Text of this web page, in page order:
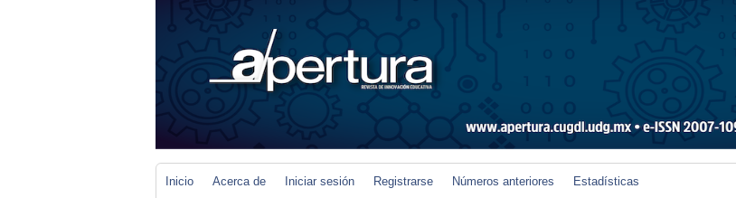
Inicio Acerca de Iniciar sesión Registrarse Números anteriores Estadísticas